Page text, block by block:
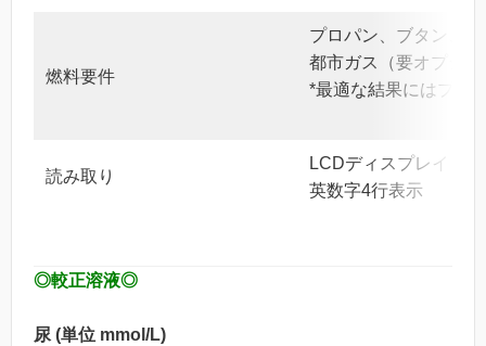
燃料要件
プロパン、ブタン、
都市ガス（要オプシ
*最適な結果にはプロ
読み取り
LCDディスプレイ（
英数字4行表示
◎較正溶液◎
尿 (単位 mmol/L)